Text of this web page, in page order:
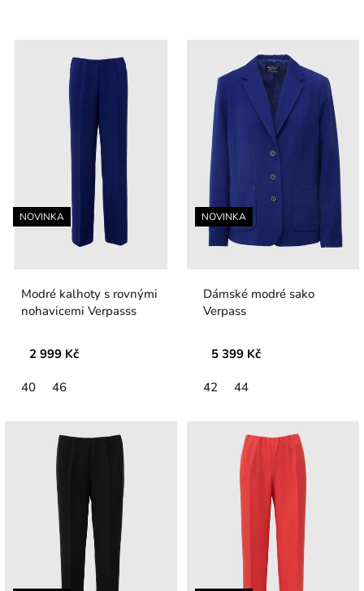
NOVINKA
Modré kalhoty s rovnými
nohavicemi Verpasss
2 999 Kč
40 46
NOVINKA
Dámské modré sako
Verpass
5 399 Kč
42 44